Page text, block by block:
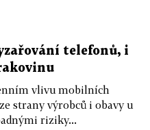
telefonů, i
vlivu mobilních
strany výrobců i obavy u
riziky...